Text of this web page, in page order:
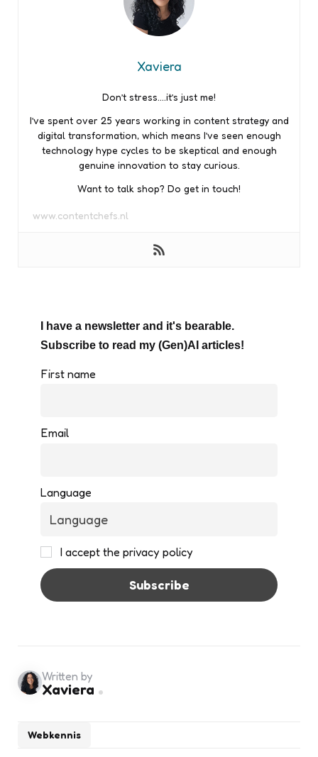
Xaviera
Don’t stress….it’s just me!
I’ve spent over 25 years working in content strategy and
digital transformation, which means I’ve seen enough
technology hype cycles to be skeptical and enough
genuine innovation to stay curious.
Want to talk shop? Do get in touch!
www.contentchefs.nl
I have a newsletter and it's bearable.
Subscribe to read my (Gen)AI articles!
First name
Email
Language
I accept the privacy policy
Webkennis
Written by
Xaviera